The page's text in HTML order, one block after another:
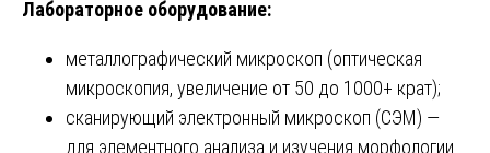
Лабораторное оборудование:
металлографический микроскоп (оптическая
микроскопия, увеличение от 50 до 1000+ крат);
сканирующий электронный микроскоп (СЭМ) —
для элементного анализа и изучения морфологии